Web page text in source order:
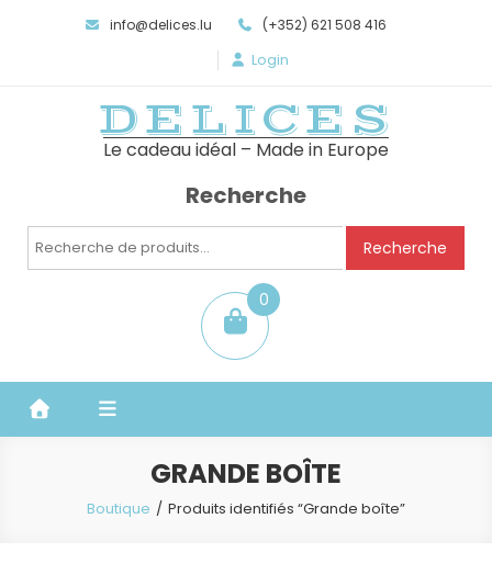
info@delices.lu (+352) 621 508 416
Login
DELICES
Le cadeau idéal – Made in Europe
Recherche
Recherche
Recherche
0
item
GRANDE BOÎTE
Boutique Produits identifiés “Grande boîte”